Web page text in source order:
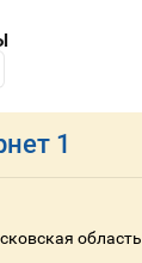
1
область